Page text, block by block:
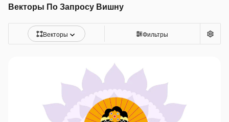
Векторы По Запросу Вишну
Векторы Фильтры